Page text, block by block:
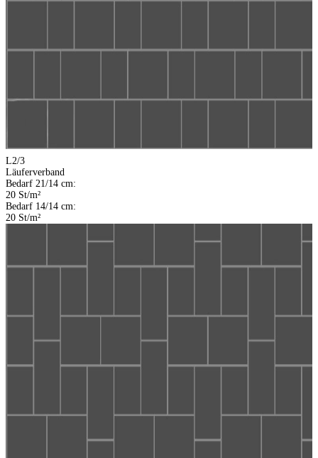
L2/3
Läuferverband
Bedarf 21/14 cm:
20 St/m²
Bedarf 14/14 cm:
20 St/m²